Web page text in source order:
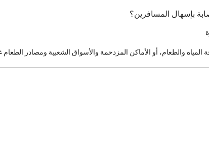
بإسهال المسافرين؟
والطعام، أو الأماكن المزدحمة والأسواق الشعبية ومصادر الطعام